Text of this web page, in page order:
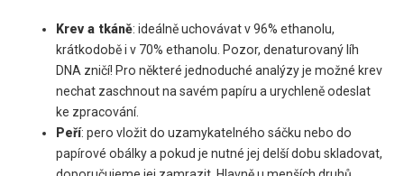
Krev a tkáně: ideálně uchovávat v 96% ethanolu,
krátkodobě i v 70% ethanolu. Pozor, denaturovaný líh
DNA zničí! Pro některé jednoduché analýzy je možné krev
nechat zaschnout na savém papíru a urychleně odeslat
ke zpracování.
Peří: pero vložit do uzamykatelného sáčku nebo do
papírové obálky a pokud je nutné jej delší dobu skladovat,